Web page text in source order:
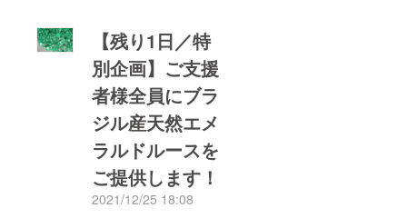
ルドルースを追加で1
個プレゼントさせてい
ただきます！！ファ
セットカットで、大き
さは0.1～0.15ct程度と
なります。これからご
支援いただく方にもご
提供させていただきま
【残り1日／特
別企画】ご支援
者様全員にブラ
ジル産天然エメ
ラルドルースを
ご提供します！
2021/12/25 18:08